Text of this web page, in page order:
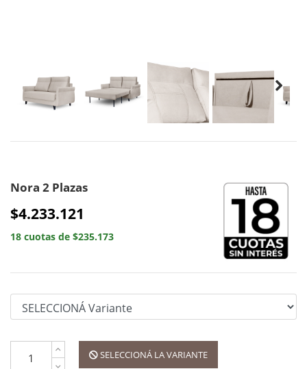
Nora 2 Plazas
$4.233.121
18 cuotas de $235.173
SELECCIONÁ LA VARIANTE